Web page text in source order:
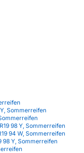
Sommerreifen
98 Y, Sommerreifen
94 W, Sommerreifen
98 Y, Sommerreifen